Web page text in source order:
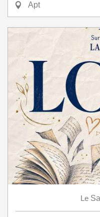
Apt
Le